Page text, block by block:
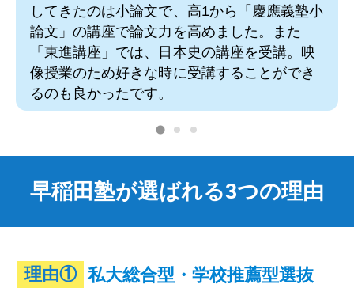
してきたのは小論文で、高1から「慶應義塾小
論文」の講座で論文力を高めました。また
「東進講座」では、日本史の講座を受講。映
像授業のため好きな時に受講することができ
るのも良かったです。
早稲田塾が選ばれる3つの理由
理由① 私大総合型・学校推薦型選抜